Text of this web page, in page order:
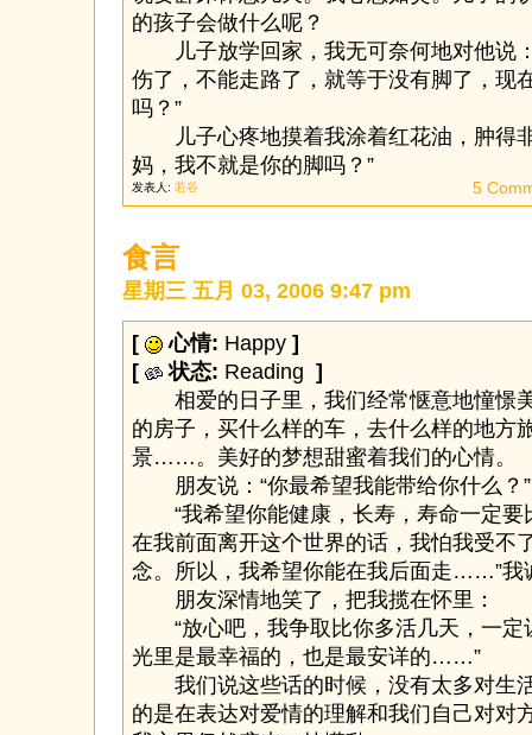
的孩子会做什么呢？
儿子放学回家，我无可奈何地对他说
伤了，不能走路了，就等于没有脚了，现
吗？”
儿子心疼地摸着我涂着红花油，肿得
妈，我不就是你的脚吗？”
发表人: 若谷 5
食言
星期三 五月 03, 2006 9:47 pm
[ 心情: Happy ]
[
状态: Reading ]
相爱的日子里，我们经常惬意地憧憬
的房子，买什么样的车，去什么样的地方
景……。美好的梦想甜蜜着我们的心情。
朋友说：“你最希望我能带给你什么？”
“我希望你能健康，长寿，寿命一定要
在我前面离开这个世界的话，我怕我受不
念。所以，我希望你能在我后面走……”我
朋友深情地笑了，把我揽在怀里：
“放心吧，我争取比你多活几天，一定
光里是最幸福的，也是最安详的……”
我们说这些话的时候，没有太多对生
的是在表达对爱情的理解和我们自己对对